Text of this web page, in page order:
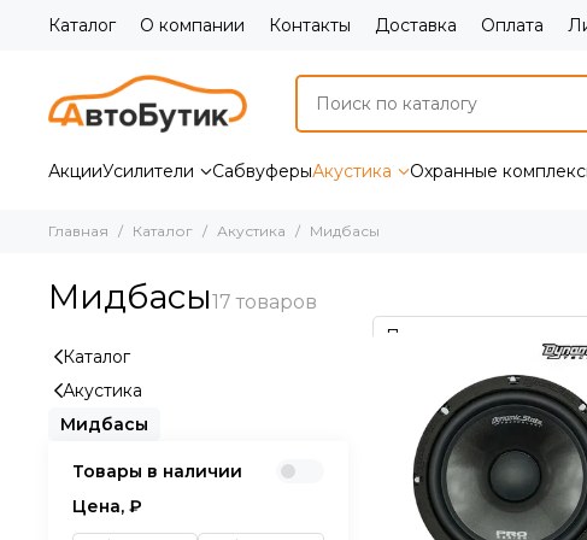
Каталог О компании Контакты Доставка Оплата
АкцииУсилители СабвуферыАкустика Охранные
Главная Каталог Акустика Мидбасы
Мидбасы
Каталог
Акустика
Мидбасы
Товары в наличии
Цена, ₽